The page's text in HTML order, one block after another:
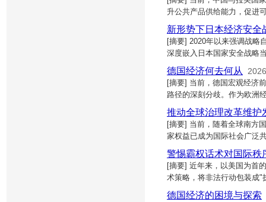
升公共产品供给能力，促进
新形势下日本经济安全
[摘要] 2020年以来强调战略
深度嵌入日本国家安全战略
德国经济何去何从
[摘要] 当前，德国宏观经济
路径的深刻分歧。作为欧洲
推动全球治理改革维护
[摘要] 当前，随着全球南方
家权益已成为国际社会广泛
警惕霸权话术对国际秩
[摘要] 近年来，以美国为首
术策略，将非法行动包装成
德国经济的困境与探索